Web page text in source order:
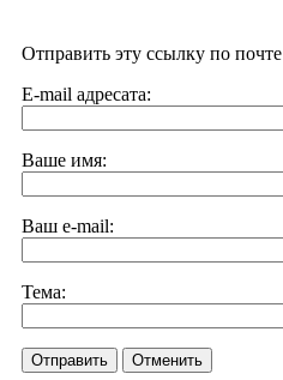
Отправить эту ссылку по почте
E-mail адресата:
Ваше имя:
Ваш e-mail:
Тема:
Отправить Отменить